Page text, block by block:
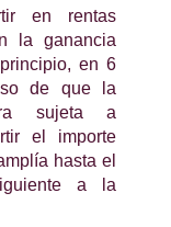
en rentas
la ganancia
en 6
de que la
sujeta a
el importe
hasta el
a la